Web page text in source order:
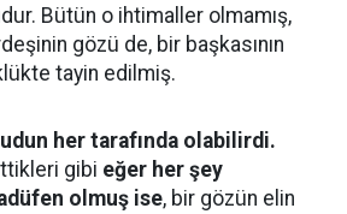
Bütün o ihtimaller olmamış,
gözü de, bir başkasının
tayin edilmiş.
her tarafında olabilirdi.
gibi eğer her şey
olmuş ise, bir gözün elin